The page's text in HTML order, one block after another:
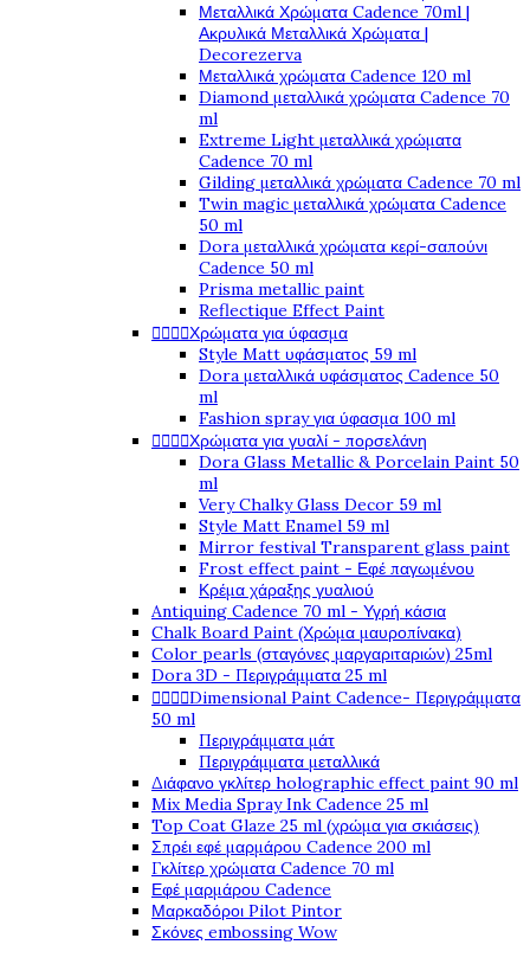
Μεταλλικά Χρώματα Cadence 70ml |
Ακρυλικά Μεταλλικά Χρώματα |
Decorezerva
Μεταλλικά χρώματα Cadence 120 ml
Diamond μεταλλικά χρώματα Cadence 70
ml
Extreme Light μεταλλικά χρώματα
Cadence 70 ml
Gilding μεταλλικά χρώματα Cadence 70 ml
Twin magic μεταλλικά χρώματα Cadence
50 ml
Dora μεταλλικά χρώματα κερί-σαπούνι
Cadence 50 ml
Prisma metallic paint
Reflectique Effect Paint
Χρώματα για ύφασμα
Style Matt υφάσματος 59 ml
Dora μεταλλικά υφάσματος Cadence 50
ml
Fashion spray για ύφασμα 100 ml
Χρώματα για γυαλί - πορσελάνη
Dora Glass Metallic & Porcelain Paint 50
ml
Very Chalky Glass Decor 59 ml
Style Matt Enamel 59 ml
Mirror festival Transparent glass paint
Frost effect paint - Εφέ παγωμένου
Κρέμα χάραξης γυαλιού
Antiquing Cadence 70 ml - Υγρή κάσια
Chalk Board Paint (Χρώμα μαυροπίνακα)
Color pearls (σταγόνες μαργαριταριών) 25ml
Dora 3D - Περιγράμματα 25 ml
Dimensional Paint Cadence- Περιγράμματα
50 ml
Περιγράμματα μάτ
Περιγράμματα μεταλλικά
Διάφανο γκλίτερ holographic effect paint 90 ml
Mix Media Spray Ink Cadence 25 ml
Top Coat Glaze 25 ml (χρώμα για σκιάσεις)
Σπρέι εφέ μαρμάρου Cadence 200 ml
Γκλίτερ χρώματα Cadence 70 ml
Εφέ μαρμάρου Cadence
Μαρκαδόροι Pilot Pintor
Σκόνες embossing Wow